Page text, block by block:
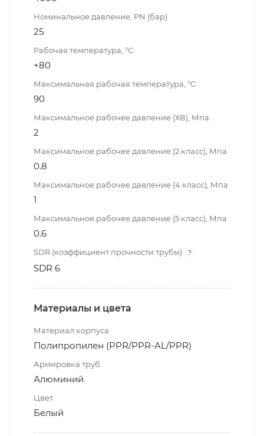
Номинальное давление, PN (бар)
25
Рабочая температура, °С
+80
Максимальная рабочая температура, °С
90
Максимальное рабочее давление (ХВ), Мпа
2
Максимальное рабочее давление (2 класс), Мпа
0.8
Максимальное рабочее давление (4 класс), Мпа
1
Максимальное рабочее давление (5 класс), Мпа
0.6
SDR (коэффициент прочности трубы) ?
SDR 6
Материалы и цвета
Материал корпуса
Полипропилен (PPR/PPR-AL/PPR)
Армировка труб
Алюминий
Цвет
Белый